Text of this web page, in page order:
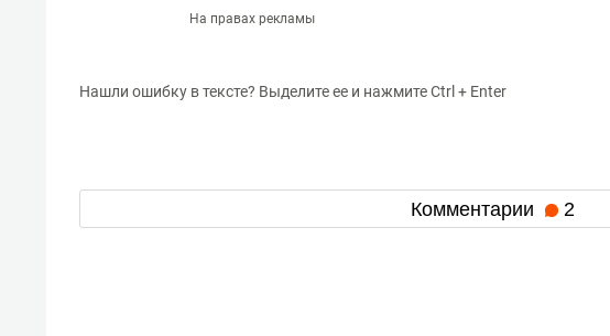
На правах рекламы
Нашли ошибку в тексте? Выделите ее и нажмите Ctrl + Enter
Комментарии 2